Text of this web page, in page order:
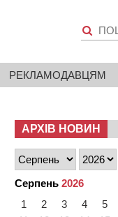
РЕКЛАМОДАВЦЯМ
АРХІВ НОВИН
Серпень 2026
1
2 3 4 5